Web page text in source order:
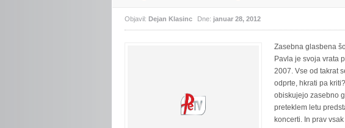
Objavil: Dejan Klasinc Dne: januar 28, 2012
Zasebna glasbena
Pavla je svoja vrata
2007. Vse od takrat
odprte, hkrati pa
obiskujejo zasebno
preteklem letu
koncerti. In prav